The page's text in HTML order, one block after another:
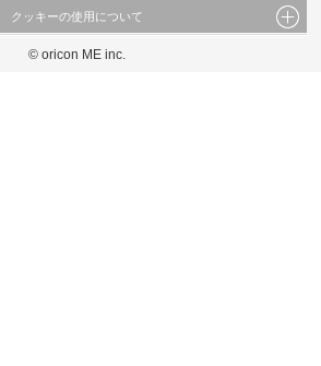
く無断転載・複製などの二次利用を行うことは固く禁じて
すべてサービスの利用者が提出された見解・感想です。
をご理解いただいた上でご覧ください。
クッキーの使用について
して、ユーザーに合わせたコンテンツや広告の表示、ソー
© oricon ME inc.